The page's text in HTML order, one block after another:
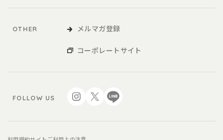
2．本サービスにおいては、登録希望者が本規約に同意の上、当社
の定める方法によって利用登録を申請し、当社がこれに対す
OTHER メルマガ登録
コーポレートサイト
FOLLOW US